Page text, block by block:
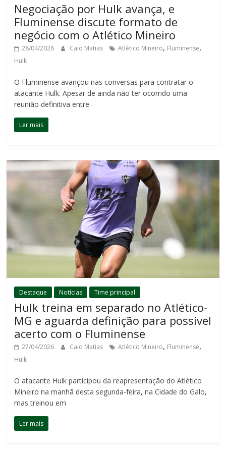
Negociação por Hulk avança, e
Fluminense discute formato de
negócio com o Atlético Mineiro
28/04/2026 Caio Matias Atlético Mineiro, Fluminense,
Hulk
O Fluminense avançou nas conversas para contratar o
atacante Hulk. Apesar de ainda não ter ocorrido uma
reunião definitiva entre
Ler mais
Destaque Notícias Time principal
Hulk treina em separado no Atlético-
MG e aguarda definição para possível
acerto com o Fluminense
27/04/2026 Caio Matias Atlético Mineiro, Fluminense,
Hulk
O atacante Hulk participou da reapresentação do Atlético
Mineiro na manhã desta segunda-feira, na Cidade do Galo,
mas treinou em
Ler mais